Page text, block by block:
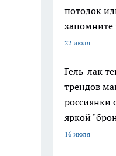
потолок
запомните
22 июля
Гель-лак
трендов
россиянки
яркой
16 июля